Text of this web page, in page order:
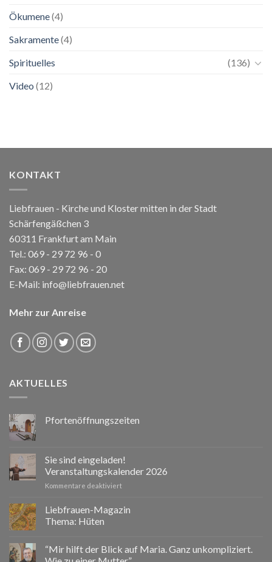
Ökumene(4)
Sakramente(4)
Spirituelles
(136)
Video (12)
KONTAKT
Liebfrauen - Kirche und Kloster mitten in der Stadt
Schärfengäßchen 3
60311 Frankfurt am Main
Tel.: 069 - 29 72 96 - 0
Fax: 069 - 29 72 96 - 20
E-Mail: info@liebfrauen.net
Mehr zur Anreise
AKTUELLES
Pfortenöffnungszeiten
Sie sind eingeladen!
Veranstaltungskalender 2026
Kommentare deaktiviertfür
sind
Liebfrauen-Magazin
Thema: Hüten
“Mir hilft der Blick auf Maria. Ganz unkompliziert.